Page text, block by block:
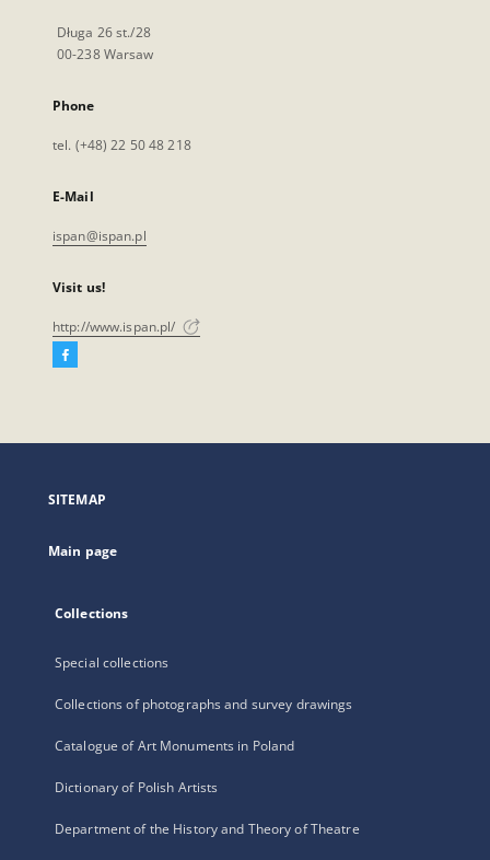
Długa 26 st./28
00-238 Warsaw
Phone
tel. (+48) 22 50 48 218
E-Mail
ispan@ispan.pl
Visit us!
http://www.ispan.pl/
Facebook
open
new
SITEMAP
Main page
Collections
Special collections
Collections of photographs and survey drawings
Catalogue of Art Monuments in Poland
Dictionary of Polish Artists
Department of the History and Theory of Theatre